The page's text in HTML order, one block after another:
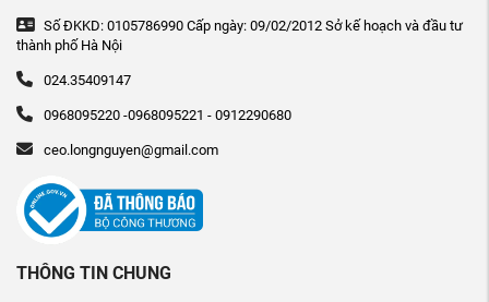
Số ĐKKD: 0105786990 Cấp ngày: 09/02/2012 Sở kế hoạch và đầu tư
thành phố Hà Nội
024.35409147
0968095220 -0968095221 - 0912290680
ceo.longnguyen@gmail.com
THÔNG TIN CHUNG